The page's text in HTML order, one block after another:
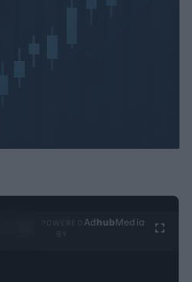
Ad hubMedia